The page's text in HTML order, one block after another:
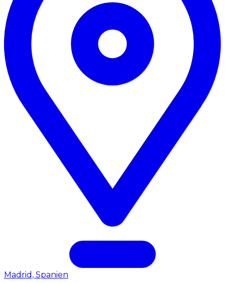
Madrid, Spanien